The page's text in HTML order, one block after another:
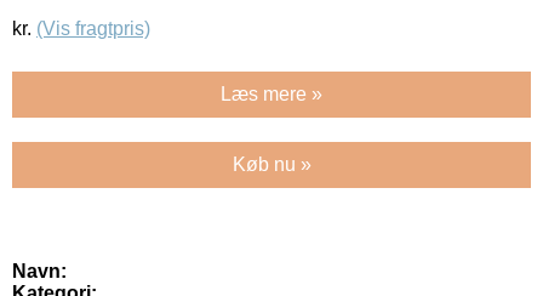
kr. (Vis fragtpris)
Læs mere »
Køb nu »
Navn: